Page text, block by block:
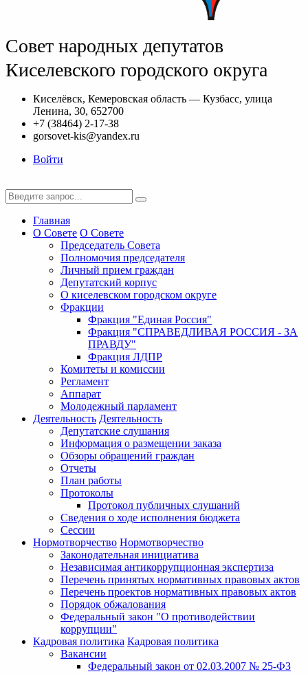
Совет народных депутатов
Киселевского городского округа
Киселёвск, Кемеровская область — Кузбасс, улица
Ленина, 30, 652700
+7 (38464) 2-17-38
gorsovet-kis@yandex.ru
Войти
Главная
О Совете О Совете
Председатель Совета
Полномочия председателя
Личный прием граждан
Депутатский корпус
О киселевском городском округе
Фракции
Фракция "Единая Россия"
Фракция "СПРАВЕДЛИВАЯ РОССИЯ - ЗА
ПРАВДУ"
Фракция ЛДПР
Комитеты и комиссии
Регламент
Аппарат
Молодежный парламент
Деятельность Деятельность
Депутатские слушания
Информация о размещении заказа
Обзоры обращений граждан
Отчеты
План работы
Протоколы
Протокол публичных слушаний
Сведения о ходе исполнения бюджета
Сессии
Нормотворчество Нормотворчество
Законодательная инициатива
Независимая антикоррупционная экспертиза
Перечень принятых нормативных правовых актов
Перечень проектов нормативных правовых актов
Порядок обжалования
Федеральный закон "О противодействии
коррупции"
Кадровая политика Кадровая политика
Вакансии
Федеральный закон от 02.03.2007 № 25-ФЗ